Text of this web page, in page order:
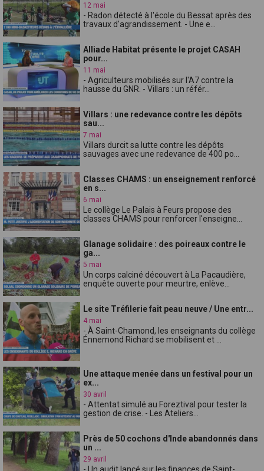
12 mai
- Radon détecté à l'école du Bessat après des
travaux d'agrandissement. - Une e...
Alliade Habitat présente le projet CASAH
pour...
11 mai
- Agriculteurs mobilisés sur l'A7 contre la
hausse du GNR. - Villars : un référ...
Villars : une redevance contre les dépôts
sau...
7 mai
Villars durcit sa lutte contre les dépôts
sauvages avec une redevance de 400 po...
Classes CHAMS : un enseignement renforcé
en s...
6 mai
Le collège Le Palais à Feurs propose des
classes CHAMS pour renforcer l'enseigne...
Glanage solidaire : des poireaux contre le
ga...
5 mai
Un corps calciné découvert à La Pacaudière,
enquête ouverte pour meurtre, enlève...
Le site Tréfilerie fait peau neuve / Une entr...
4 mai
- À Saint-Chamond, les enseignants du collège
Énnemond Richard se mobilisent et ...
Une attaque menée dans un festival pour un
ex...
30 avril
- Attentat simulé au Foreztival pour tester la
gestion de crise. - Les Ateliers...
Près de 50 cochons d'Inde abandonnés dans
un ...
29 avril
- Un audit lancé sur les finances de Saint-